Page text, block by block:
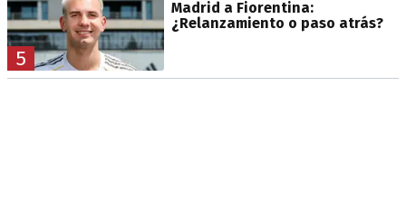
5
Madrid a Fiorentina:
¿Relanzamiento o paso atrás?